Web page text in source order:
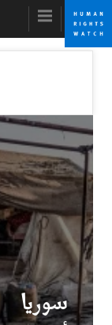
Skip
cookie
Skip
main
منظومة حقوق
تيرانا حسن
المديرة التنفيذية
سوريا